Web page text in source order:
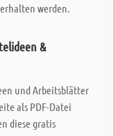
werden.
&
und Arbeitsblätter
als PDF-Datei
diese gratis